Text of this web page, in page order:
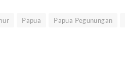
Papua Papua Pegunungan